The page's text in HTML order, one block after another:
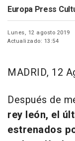
Europa Press
Lunes, 12 agosto 2019
Actualizado: 13:54
MADRID, 12
Después de
rey león, el
estrenados